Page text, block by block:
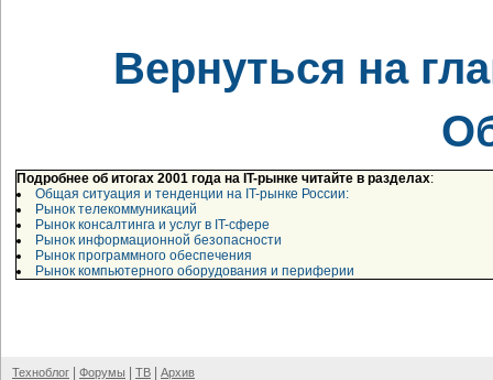
Вернуться на
Подробнее об итогах 2001 года на IT-рынке читайте в разделах:
Общая ситуация и тенденции на IT-рынке России:
Рынок телекоммуникаций
Рынок консалтинга и услуг в IT-сфере
Рынок информационной безопасности
Рынок программного обеспечения
Рынок компьютерного оборудования и периферии
Техноблог Форумы ТВ Архив